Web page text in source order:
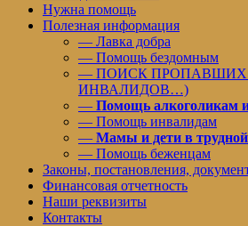
Нужна помощь
Полезная информация
— Лавка добра
— Помощь бездомным
— ПОИСК ПРОПАВШИХ
ИНВАЛИДОВ…)
— Помощь алкоголикам
— Помощь инвалидам
— Мамы и дети в
— Помощь беженцам
Законы, постановления,
Финансовая отчетность
Наши реквизиты
Контакты